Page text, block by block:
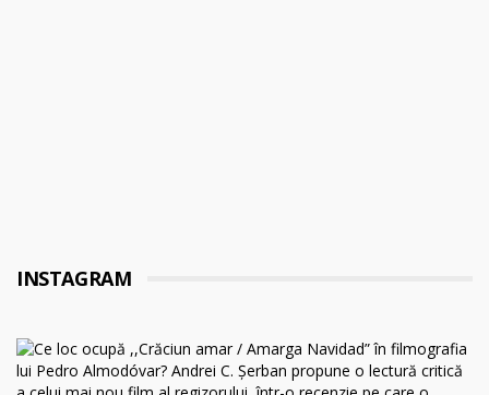
INSTAGRAM